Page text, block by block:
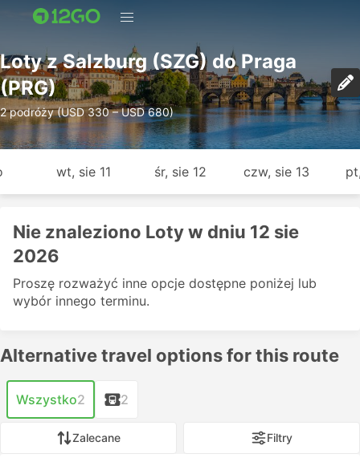
Loty z Salzburg (SZG) do Praga
(PRG)
2 podróży (USD 330 – USD 680)
wt, sie 11 śr, sie 12 czw, sie 13
Nie znaleziono Loty w dniu 12 sie
2026
Proszę rozważyć inne opcje dostępne poniżej lub
wybór innego terminu.
Alternative travel options for this route
Wszystko2 2
Zalecane Filtry